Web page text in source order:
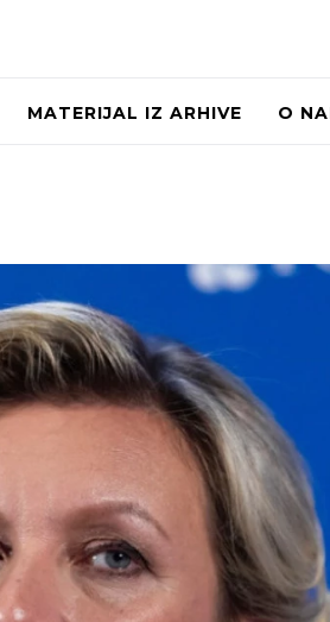
MATERIJAL IZ ARHIVE O